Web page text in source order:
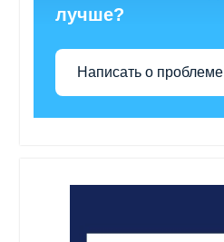
лучше?
Написать о проблеме